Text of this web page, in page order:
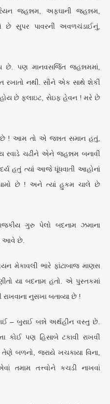
જહન્નમ, અફઘાની જહન્નમ,
સુપર પાવરની અવળચંડાઈનું,
છે. પણ માનવસર્જિત જહન્નમમાં,
રખાતો નથી. સૌને એક સાથે શેકી
હોય છે ફ્લાઇટ, સેઇફ હેવન ! મરે છે
! આમ તો એ જન્નત સમાન હતું,
રવાડે ચઢીને એને જહન્નમ બનાવી
હતું ત્યાં આજે ધૂંધવાતી આહોનાં
છે ! અને ત્યાં હુકમ ચાલે છે
ગુરુ પેલો બદનામ ઝમાના
આવે છે.
મેકાવલી ભારે ફાંટાબાજ માણસ
યા બદનામ હતો. એ પુસ્તકમાં
નુસખા બતાવ્યા છે !
– બુરાઈ બન્ને અર્થહીન વસ્તુ છે.
કોઈ પણ હિસાબે ટકાવી રાખવી
બળનો, જરાયે ખચકાયા વિના,
તમામ તત્ત્વોને કચડી નાખવાં